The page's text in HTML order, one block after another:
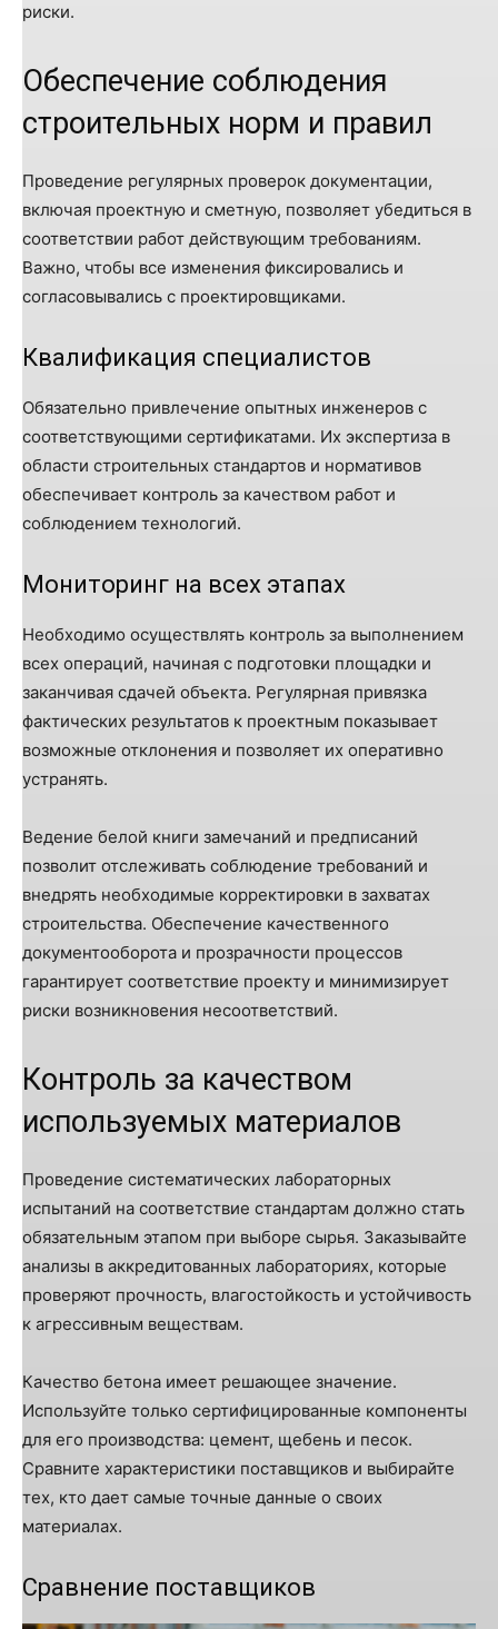
риски.
Обеспечение соблюдения
строительных норм и правил
Проведение регулярных проверок документации,
включая проектную и сметную, позволяет убедиться в
соответствии работ действующим требованиям.
Важно, чтобы все изменения фиксировались и
согласовывались с проектировщиками.
Квалификация специалистов
Обязательно привлечение опытных инженеров с
соответствующими сертификатами. Их экспертиза в
области строительных стандартов и нормативов
обеспечивает контроль за качеством работ и
соблюдением технологий.
Мониторинг на всех этапах
Необходимо осуществлять контроль за выполнением
всех операций, начиная с подготовки площадки и
заканчивая сдачей объекта. Регулярная привязка
фактических результатов к проектным показывает
возможные отклонения и позволяет их оперативно
устранять.
Ведение белой книги замечаний и предписаний
позволит отслеживать соблюдение требований и
внедрять необходимые корректировки в захватах
строительства. Обеспечение качественного
документооборота и прозрачности процессов
гарантирует соответствие проекту и минимизирует
риски возникновения несоответствий.
Контроль за качеством
используемых материалов
Проведение систематических лабораторных
испытаний на соответствие стандартам должно стать
обязательным этапом при выборе сырья. Заказывайте
анализы в аккредитованных лабораториях, которые
проверяют прочность, влагостойкость и устойчивость
к агрессивным веществам.
Качество бетона имеет решающее значение.
Используйте только сертифицированные компоненты
для его производства: цемент, щебень и песок.
Сравните характеристики поставщиков и выбирайте
тех, кто дает самые точные данные о своих
материалах.
Сравнение поставщиков